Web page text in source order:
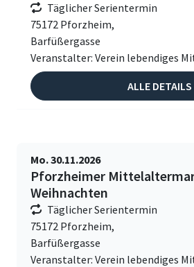
Täglicher Serientermin
75172 Pforzheim,
Barfüßergasse
Veranstalter: Verein lebendiges
ALLE DETAILS
Mo. 30.11.2026
Pforzheimer
Weihnachten
Täglicher Serientermin
75172 Pforzheim,
Barfüßergasse
Veranstalter: Verein lebendiges